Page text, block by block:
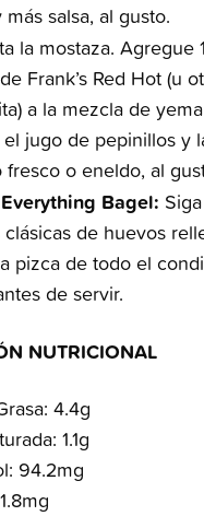
salsa, al gusto.
la mostaza. Agregue
Frank’s Red Hot (u
a la mezcla de
jugo de pepinillos y
o eneldo, al
Bagel:
de huevos
pizca de todo el
de servir.
NUTRICIONAL
4.4g
1.1g
94.2mg